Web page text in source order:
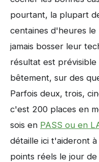
pourtant, la plupart
centaines d'heures le
jamais bosser leur
résultat est
bêtement, sur des
Parfois deux, trois,
c'est 200 places en
sois en PASS ou en
détaille ici t'aideront
points réels le jour